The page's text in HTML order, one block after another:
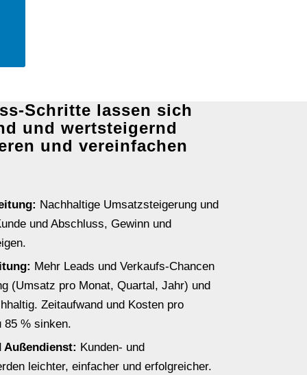
Schritte lassen sich
und wertsteigernd
und vereinfachen
Nachhaltige Umsatzsteigerung und
und Abschluss, Gewinn und
Mehr Leads und Verkaufs-Chancen
(Umsatz pro Monat, Quartal, Jahr) und
Zeitaufwand und Kosten pro
85 % sinken.
Kunden- und
leichter, einfacher und erfolgreicher.